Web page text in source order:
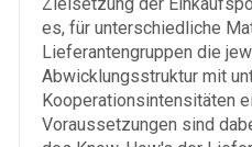
es, für unterschiedliche
Lieferantengruppen die
Abwicklungsstruktur mit
Kooperations­­intensitäten
Voraussetzungen sind